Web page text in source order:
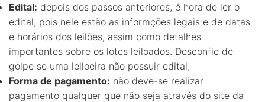
Edital: depois dos passos anteriores, é hora de ler o
edital, pois nele estão as informções legais e de datas
e horários dos leilões, assim como detalhes
importantes sobre os lotes leiloados. Desconfie de
golpe se uma leiloeira não possuir edital;
Forma de pagamento: não deve-se realizar
pagamento qualquer que não seja através do site da